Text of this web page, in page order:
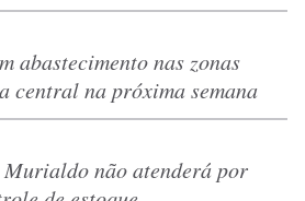
abastecimento nas zonas
central na próxima semana
não atenderá por